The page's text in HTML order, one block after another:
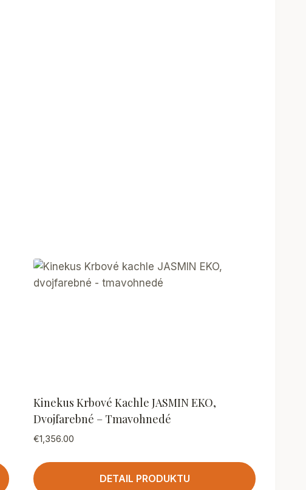
Kinekus Krbové Kachle JASMIN EKO,
Dvojfarebné – Tmavohnedé
€1,356.00
DETAIL PRODUKTU